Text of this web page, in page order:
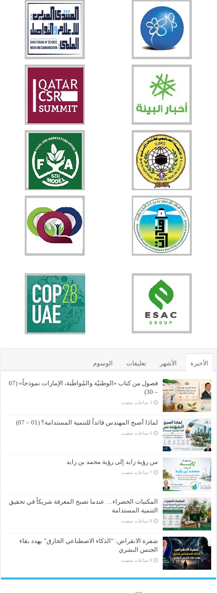
الأخيرة الأشهر تعليقات الوسوم
فصول من كتاب «الوطنيّة والمُواطَنة، الإمارات نموذجاً» (07
– 30)
لماذا أصبح المهندس قائداً للتنمية المستدامة؟ (01 – 07)
من رؤية زايد إلى رؤية محمد بن زايد
المكتبات الخضراء… عندما تصبح المعرفة شريكاً في تحقيق
التنمية المستدامة
شفرة الانقراض: “الذكاء الاصطناعي الخارق” يهدد بقاء
الجنس البشري